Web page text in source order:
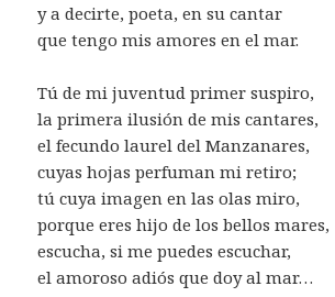
y a decirte, poeta, en su cantar
que tengo mis amores en el mar.
Tú de mi juventud primer suspiro,
la primera ilusión de mis cantares,
el fecundo laurel del Manzanares,
cuyas hojas perfuman mi retiro;
tú cuya imagen en las olas miro,
porque eres hijo de los bellos mares,
escucha, si me puedes escuchar,
el amoroso adiós que doy al mar…